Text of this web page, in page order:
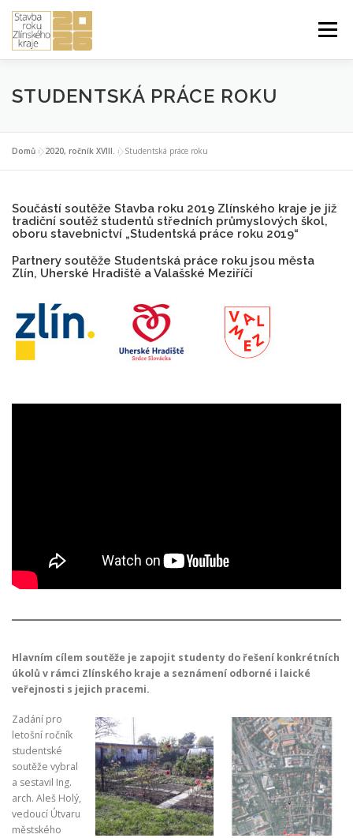
obsah
Menu
ÚVOD DO SOUTĚŽE PŘIHLÁŠKA A PRAVIDLA
STUDENTSKÁ PRÁCE ROKU 2026 ROČNÍK XXIV.
PŘEDCHOZÍ ROČNÍKY
STUDENTSKÁ PRÁCE ROKU
Domů »2020, ročník XVIII. »Studentská práce roku
Součástí soutěže Stavba roku 2019 Zlínského kraje je již
tradiční soutěž studentů středních průmyslových škol,
oboru stavebnictví „Studentská práce roku 2019“
Partnery soutěže Studentská práce roku jsou města
Zlín, Uherské Hradiště a Valašské Meziříčí
Hlavním cílem soutěže je zapojit studenty do řešení konkrétních
úkolů v rámci Zlínského kraje a seznámení odborné i laické
veřejnosti s jejich pracemi.
Zadání pro
letošní ročník
studentské
soutěže vybral
a sestavil Ing.
arch. Aleš Holý,
vedoucí Útvaru
městského